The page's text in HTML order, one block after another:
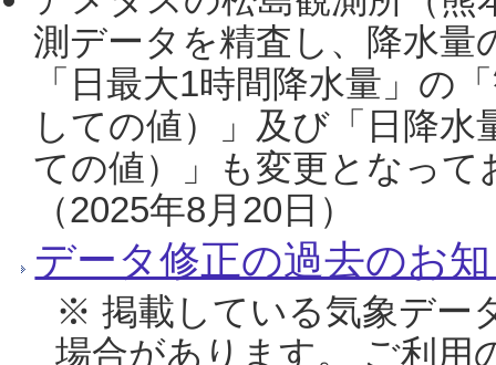
測データを精査し、降水
「日最大1時間降水量」の
しての値）」及び「日降
ての値）」も変更となっ
（2025年8月20日）
データ修正の過去のお
※ 掲載している気象デー
場合があります。 ご利用